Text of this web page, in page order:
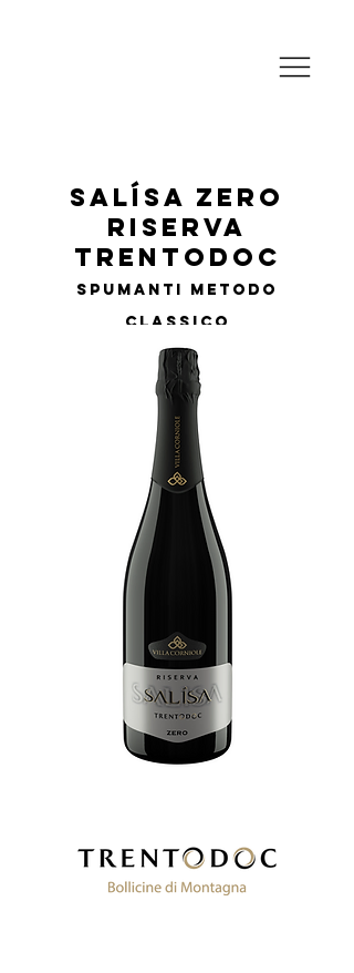
salÍsa zero
riserva
trentodoc
spumanti metodo
classico